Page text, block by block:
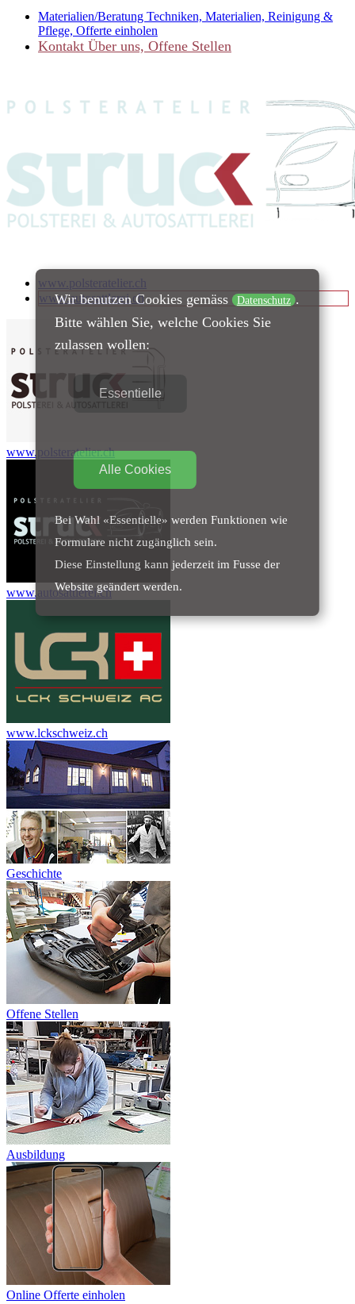
Materialien/Beratung Techniken, Materialien, Reinigung &
Pflege, Offerte einholen
Kontakt Über uns, Offene Stellen
www.polsteratelier.ch
www.autosattlerei.ch
www.polsteratelier.ch
www.autosattlerei.ch
www.lckschweiz.ch
Geschichte
Offene Stellen
Ausbildung
Online Offerte einholen
Wir benutzen Cookies gemäss Datenschutz .
Bitte wählen Sie, welche Cookies Sie
zulassen wollen:
Essentielle
Alle Cookies
Bei Wahl «Essentielle» werden Funktionen wie
Formulare nicht zugänglich sein.
Diese Einstellung kann jederzeit im Fusse der
Website geändert werden.